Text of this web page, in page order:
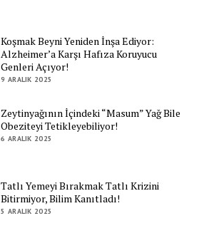
Koşmak Beyni Yeniden İnşa Ediyor:
Alzheimer’a Karşı Hafıza Koruyucu
Genleri Açıyor!
9 ARALIK 2025
Zeytinyağının İçindeki “Masum” Yağ Bile
Obeziteyi Tetikleyebiliyor!
6 ARALIK 2025
Tatlı Yemeyi Bırakmak Tatlı Krizini
Bitirmiyor, Bilim Kanıtladı!
5 ARALIK 2025